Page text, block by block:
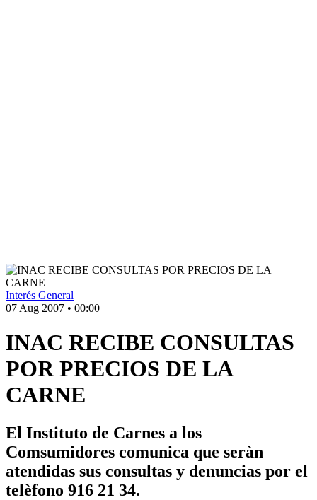
Interés General
07 Aug 2007 • 00:00
INAC RECIBE CONSULTAS
POR PRECIOS DE LA
CARNE
El Instituto de Carnes a los
Comsumidores comunica que seràn
atendidas sus consultas y denuncias por el
telèfono 916 21 34.